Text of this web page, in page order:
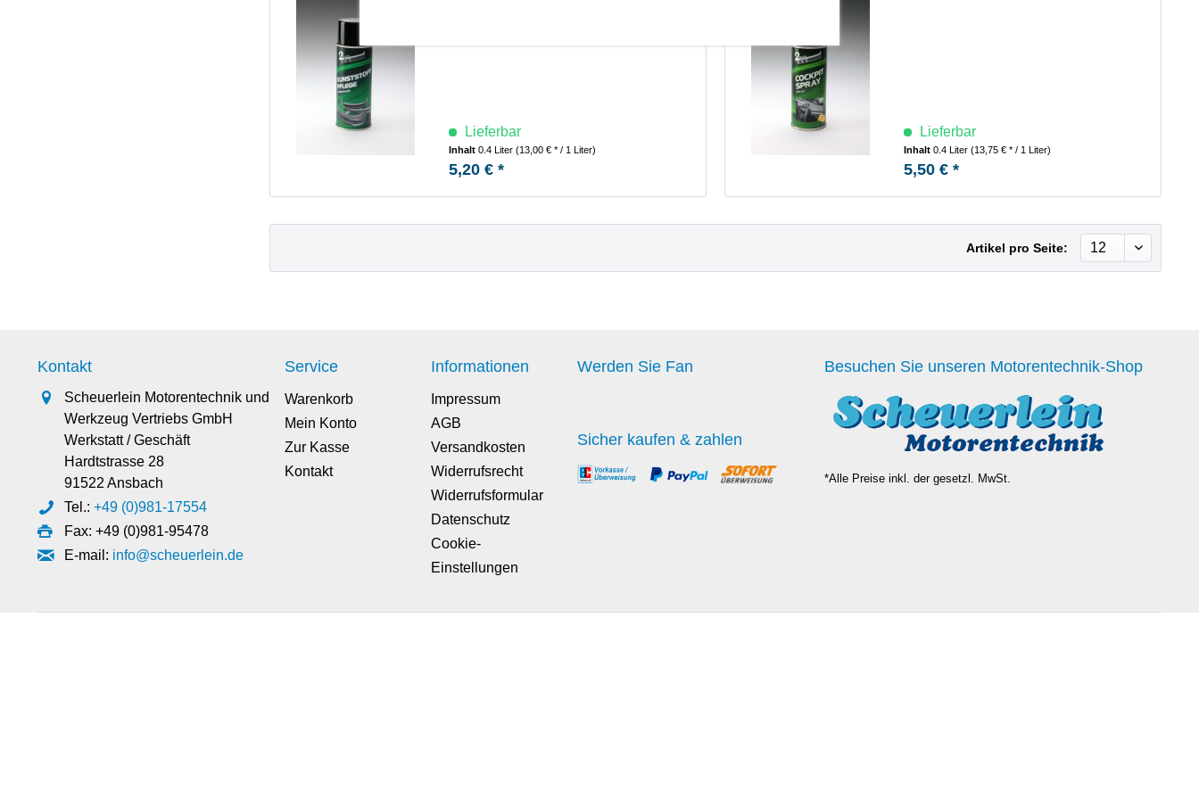
Lieferbar
Inhalt0.4 Liter(13,00 € * / 1 Liter)
5,20 € *
Lieferbar
Inhalt0.4 Liter(13,75 € * / 1 Liter)
5,50 € *
Artikel pro Seite:
Kontakt
Scheuerlein Motorentechnik und
Werkzeug Vertriebs GmbH
Werkstatt / Geschäft
Hardtstrasse 28
91522 Ansbach
Tel.: +49 (0)981-17554
Fax: +49 (0)981-95478
E-mail: info@scheuerlein.de
Service
Warenkorb
Mein Konto
Zur Kasse
Kontakt
Informationen
Impressum
AGB
Versandkosten
Widerrufsrecht
Widerrufsformular
Datenschutz
Cookie-
Einstellungen
Werden Sie Fan
Sicher kaufen & zahlen
Besuchen Sie unseren Motorentechnik-Shop
*Alle Preise inkl. der gesetzl. MwSt.